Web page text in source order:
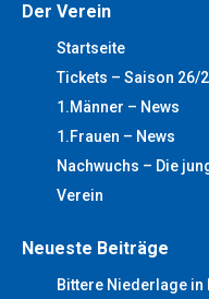
Der Verein
Startseite
Tickets – Saison 26/
1.Männer – News
1.Frauen – News
Nachwuchs – Die
Verein
Neueste Beiträge
Bittere Niederlage in